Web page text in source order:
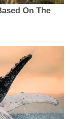
On The